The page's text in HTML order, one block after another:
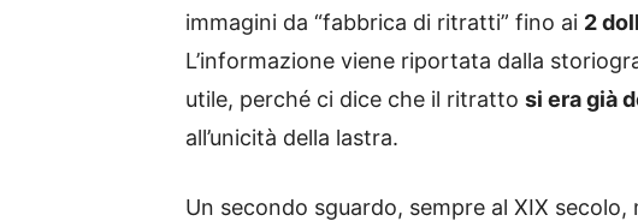
immagini da “fabbrica di ritratti” fino ai 2
L’informazione viene riportata dalla
utile, perché ci dice che il ritratto si era già
all’unicità della lastra.
Un secondo sguardo, sempre al XIX secolo,